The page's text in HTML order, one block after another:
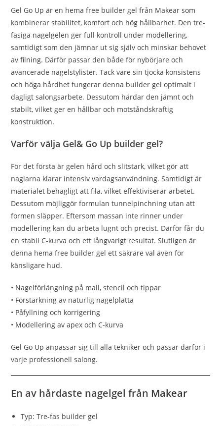
Gel Go Up är en hema free builder gel från Makear som
kombinerar stabilitet, komfort och hög hållbarhet. Den tre-
fasiga nagelgelen ger full kontroll under modellering,
samtidigt som den jämnar ut sig själv och minskar behovet
av filning. Därför passar den både för nybörjare och
avancerade nagelstylister. Tack vare sin tjocka konsistens
och höga hårdhet fungerar denna builder gel optimalt i
dagligt salongsarbete. Dessutom härdar den jämnt och
stabilt, vilket ger en hållbar och motståndskraftig
konstruktion.
Varför välja Gel& Go Up builder gel?
För det första är gelen hård och slitstark, vilket gör att
naglarna klarar intensiv vardagsanvändning. Samtidigt är
materialet behagligt att fila, vilket effektiviserar arbetet.
Dessutom möjliggör formulan tunnelpinchning utan att
formen släpper. Eftersom massan inte rinner under
modellering kan du arbeta lugnt och precist. Därför får du
en stabil C-kurva och ett långvarigt resultat. Slutligen är
denna hema free builder gel ett säkrare val även för
känsligare hud.
• Nagelförlängning på mall, stencil och tippar
• Förstärkning av naturlig nagelplatta
• Påfyllning och korrigering
• Modellering av apex och C-kurva
Gel Go Up anpassar sig till alla tekniker och passar därför i
varje professionell salong.
En av hårdaste nagelgel från Makear
Typ: Tre-fas builder gel